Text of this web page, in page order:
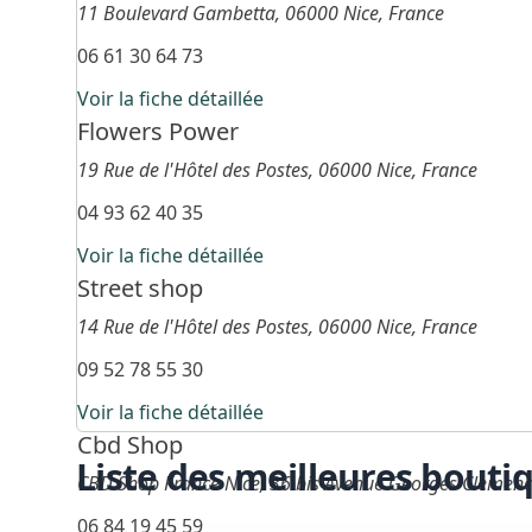
11 Boulevard Gambetta, 06000 Nice, France
06 61 30 64 73
Voir la fiche détaillée
Flowers Power
19 Rue de l'Hôtel des Postes, 06000 Nice, France
04 93 62 40 35
Voir la fiche détaillée
Street shop
14 Rue de l'Hôtel des Postes, 06000 Nice, France
09 52 78 55 30
Voir la fiche détaillée
Cbd Shop
CBD Shop France Nice, 36 bis Avenue Georges
06 84 19 45 59
Liste des meilleures